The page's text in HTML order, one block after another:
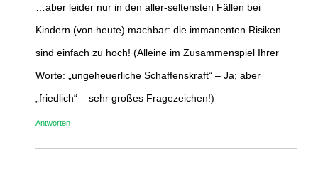
…aber leider nur in den aller-seltensten Fällen bei
Kindern (von heute) machbar: die immanenten Risiken
sind einfach zu hoch! (Alleine im Zusammenspiel Ihrer
Worte: „ungeheuerliche Schaffenskraft“ – Ja; aber
„friedlich“ – sehr großes Fragezeichen!)
Antworten